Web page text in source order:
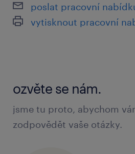
pravidelná údržba
celého pracoviště
skvělé finanční
mzda 31 300 – 34 000
poslat pracovní
vytisknout pracovní
ozvěte se nám.
jsme tu proto, abychom
zodpovědět vaše otázky.